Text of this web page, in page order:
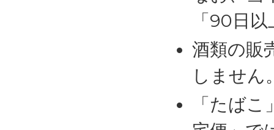
「90日
酒類の販
しません
「たば